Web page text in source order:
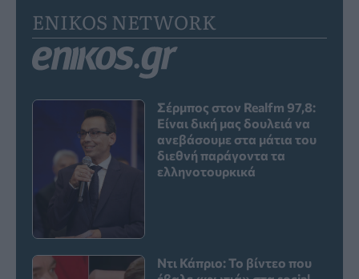
ENIKOS NETWORK
Σέρμπος στον Realfm 97,8:
Είναι δική μας δουλειά να
ανεβάσουμε στα μάτια του
διεθνή παράγοντα τα
ελληνοτουρκικά
Ντι Κάπριο: Το βίντεο που